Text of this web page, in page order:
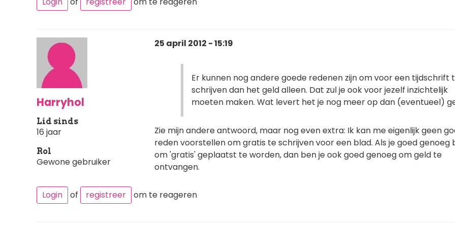
Harryhol
Lid sinds
16 jaar
Rol
Gewone gebruiker
25 april 2012 - 15:19
Er kunnen nog andere goede redenen zijn om voor een tijdschrift
schrijven dan het geld alleen. Dat zul je ook voor jezelf inzichtelijk
moeten maken. Wat levert het je nog meer op dan (eventueel)
Zie mijn andere antwoord, maar nog even extra: Ik kan me eigenlijk geen
reden voorstellen om gratis te schrijven voor een blad. Als je goed genoeg
om 'gratis' geplaatst te worden, dan ben je ook goed genoeg om geld te
ontvangen.
Login of registreer om te reageren